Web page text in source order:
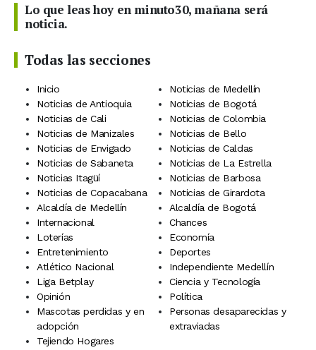
Lo que leas hoy en minuto30, mañana será
noticia.
Todas las secciones
Inicio
Noticias de Medellín
Noticias de Antioquia
Noticias de Bogotá
Noticias de Cali
Noticias de Colombia
Noticias de Manizales
Noticias de Bello
Noticias de Envigado
Noticias de Caldas
Noticias de Sabaneta
Noticias de La Estrella
Noticias Itagüí
Noticias de Barbosa
Noticias de Copacabana
Noticias de Girardota
Alcaldía de Medellín
Alcaldía de Bogotá
Internacional
Chances
Loterías
Economía
Entretenimiento
Deportes
Atlético Nacional
Independiente Medellín
Liga Betplay
Ciencia y Tecnología
Opinión
Política
Mascotas perdidas y en
adopción
Personas desaparecidas y
extraviadas
Tejiendo Hogares